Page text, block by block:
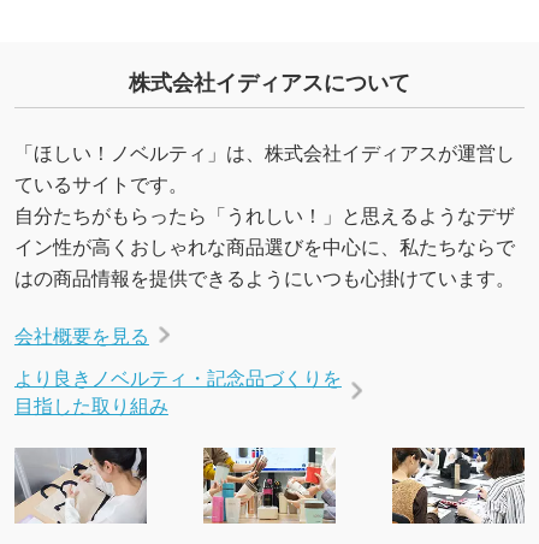
を生成してほしい
URLをご指定いただければ、QRコードを生成
いたします。配置のご相談にも応じています。
→詳しく見る
株式会社イディアスについて
「ほしい！ノベルティ」は、株式会社イディアスが運営し
ているサイトです。
自分たちがもらったら「うれしい！」と思えるようなデザ
イン性が高くおしゃれな商品選びを中心に、私たちならで
はの商品情報を提供できるようにいつも心掛けています。
会社概要を見る
より良きノベルティ・記念品づくりを
目指した取り組み